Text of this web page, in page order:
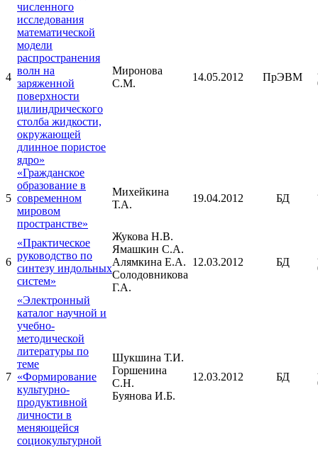
4
численного
исследования
математической
модели
распространения
волн на
заряженной
поверхности
цилиндрического
столба жидкости,
окружающей
длинное пористое
ядро»
Миронова
С.М.
14.05.2012 ПрЭВМ
5
«Гражданское
образование в
современном
мировом
пространстве»
Михейкина
Т.А.
19.04.2012 БД
6
«Практическое
руководство по
синтезу индольных
систем»
Жукова Н.В.
Ямашкин С.А.
Алямкина Е.А.
Солодовникова
Г.А.
12.03.2012 БД
7
«Электронный
каталог научной и
учебно-
методической
литературы по
теме
«Формирование
культурно-
продуктивной
личности в
меняющейся
социокультурной
Шукшина Т.И.
Горшенина
С.Н.
Буянова И.Б.
12.03.2012 БД